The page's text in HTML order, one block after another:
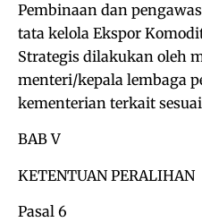
Pembinaan dan
tata kelola Ekspor
Strategis dilakukan oleh
menteri/kepala lembaga
kementerian terkait
BAB V
KETENTUAN PERALIHAN
Pasal 6